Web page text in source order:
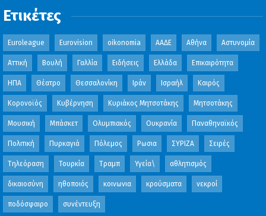
Ετικέτες
Euroleague Eurovision oikonomia ΑΑΔΕ Αθήνα Αστυνομία
Αττική Βουλή Γαλλία Ειδήσεις Ελλάδα Επικαιρότητα
ΗΠΑ Θέατρο Θεσσαλονίκη Ιράν Ισραήλ Καιρός
Κορονοϊός Κυβέρνηση Κυριάκος Μητσοτάκης Μητσοτάκης
Μουσική Μπάσκετ Ολυμπιακός Ουκρανία Παναθηναϊκός
Πολιτική Πυρκαγιά Πόλεμος Ρωσια ΣΥΡΙΖΑ Σειρές
Τηλεόραση Τουρκία Τραμπ Υγεία\ αθλητισμός
δικαιοσύνη ηθοποιός κοινωνια κρούσματα νεκροί
ποδόσφαιρο συνέντευξη